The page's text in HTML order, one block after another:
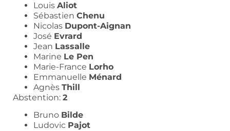
Louis Aliot
Sébastien Chenu
Nicolas Dupont-Aignan
José Evrard
Jean Lassalle
Marine Le Pen
Marie-France Lorho
Emmanuelle Ménard
Agnès Thill
Abstention: 2
Bruno Bilde
Ludovic Pajot